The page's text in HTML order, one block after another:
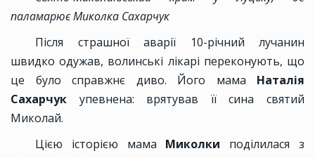
паламарює Миколка Сахарчук
Після страшної аварії 10-річний лучанин
швидко одужав, волинські лікарі переконують, що
це було справжнє диво. Його мама Наталія
Сахарчук упевнена: врятував її сина святий
Миколай.
Цією історією мама Миколки поділилася з